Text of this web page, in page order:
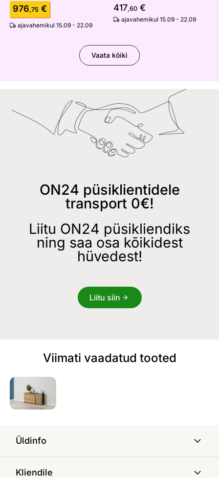
976,75 €
ajavahemikul 15.09 - 22.09
417,60 €
ajavahemikul 15.09 - 22.09
Vaata kõiki
ON24 püsiklientidele
transport 0€!
Liitu ON24 püsikliendiks
ning saa osa kõikidest
hüvedest!
Liitu siin
Viimati vaadatud tooted
Üldinfo
Kliendile